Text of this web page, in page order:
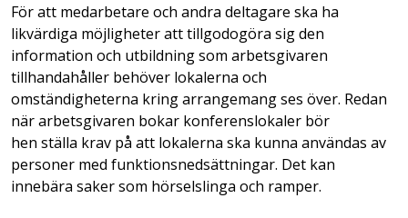
För att medarbetare och andra deltagare ska ha
likvärdiga möjligheter att tillgodogöra sig den
information och utbildning som arbetsgivaren
tillhandahåller behöver lokalerna och
omständigheterna kring arrangemang ses över. Redan
när arbetsgivaren bokar konferenslokaler bör
hen ställa krav på att lokalerna ska kunna användas av
personer med funktionsnedsättningar. Det kan
innebära saker som hörselslinga och ramper.